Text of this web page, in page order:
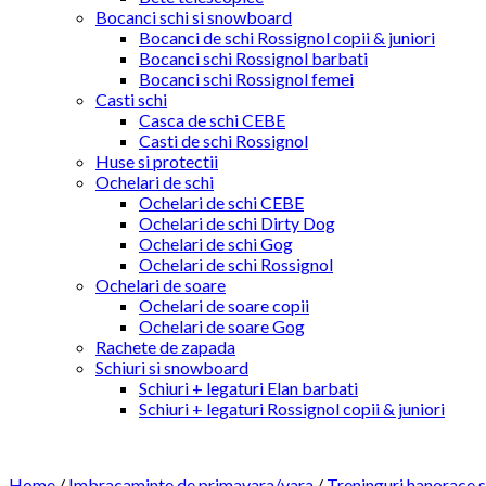
Bocanci schi si snowboard
Bocanci de schi Rossignol copii & juniori
Bocanci schi Rossignol barbati
Bocanci schi Rossignol femei
Casti schi
Casca de schi CEBE
Casti de schi Rossignol
Huse si protectii
Ochelari de schi
Ochelari de schi CEBE
Ochelari de schi Dirty Dog
Ochelari de schi Gog
Ochelari de schi Rossignol
Ochelari de soare
Ochelari de soare copii
Ochelari de soare Gog
Rachete de zapada
Schiuri si snowboard
Schiuri + legaturi Elan barbati
Schiuri + legaturi Rossignol copii & juniori